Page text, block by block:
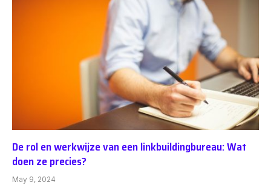
De rol en werkwijze van een linkbuildingbureau: Wat
doen ze precies?
May 9, 2024